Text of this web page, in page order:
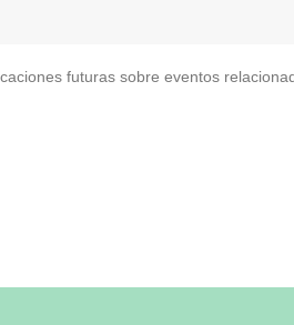
futuras sobre eventos